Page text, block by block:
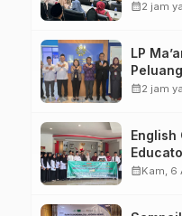
calendar_month2 jam
LP
bagi
calendar_month2 jam
English
calendar_monthKam, 6